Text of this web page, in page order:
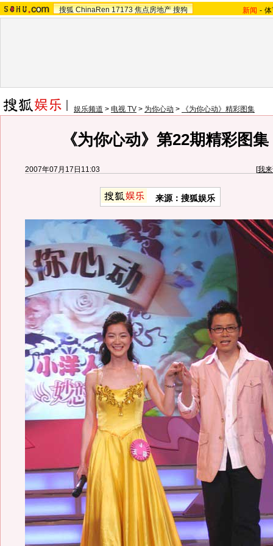
搜狐 ChinaRen 17173 焦点房地产 搜狗 新闻 -
娱乐频道 > 电视 TV > 为你心动 > 《为你心动》精彩图集
《为你心动》第22期精彩图
2007年07月17日11:03 [我
来源：搜狐娱乐